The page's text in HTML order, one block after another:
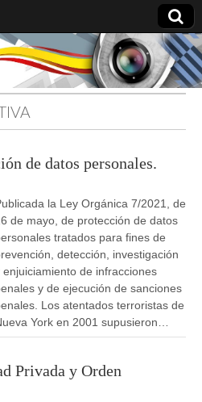
de datos personales.
la Ley Orgánica 7/2021, de
de mayo, de protección de datos
tratados para fines de
detección, investigación
enjuiciamiento de infracciones
y de ejecución de sanciones
Los atentados terroristas de
York en 2001 supusieron…
Privada y Orden